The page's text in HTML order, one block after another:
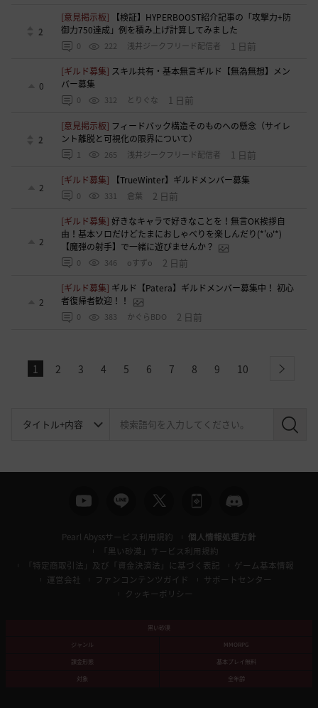
2
[意見掲示板]
【検証】HYPERBOOST紹介記事の「攻撃力+防
御力750達成」例を積み上げ計算してみました
0 222 浅井ジークフリード配信者 1 日前
0
[ギルド募集] スキル共有・基本無言ギルド【無為無想】メン
バー募集
0 312 とりぐな 1 日前
2
[意見掲示板] フィードバック構造そのものへの懸念（サイレ
ント離脱と可視化の限界について）
1 265 浅井ジークフリード配信者 1 日前
2
[ギルド募集] 【TrueWinter】ギルドメンバー募集
0 331 倉葉 2 日前
2
[ギルド募集]好きなキャラで好きなことを！無言OK挨拶自
由！基本ソロだけどたまにおしゃべりを楽しんだり(*'ω'*)
【魔弾の射手】で一緒に遊びませんか？
0 346 oすずo 2 日前
2
[ギルド募集] ギルド【Patera】ギルドメンバー募集中！ 初心
者復帰者歓迎！！
0 383 かぐらBDO 2 日前
1 2 3 4 5 6 7 8 9 10 next
検
Pearl Abyssサービス利用規約
個人情報処理方針
「黒い砂漠」サービス利用規約
「特定商取引法」及び「資金決済法」に基づく表記
ゲーム基本情報
運営会社
ファンコンテンツガイド
サポートセンター
クッキーポリシー
黒い砂漠
ジャンル
MMORPG
課金形態
基本プレイ無料
対象
全年齢